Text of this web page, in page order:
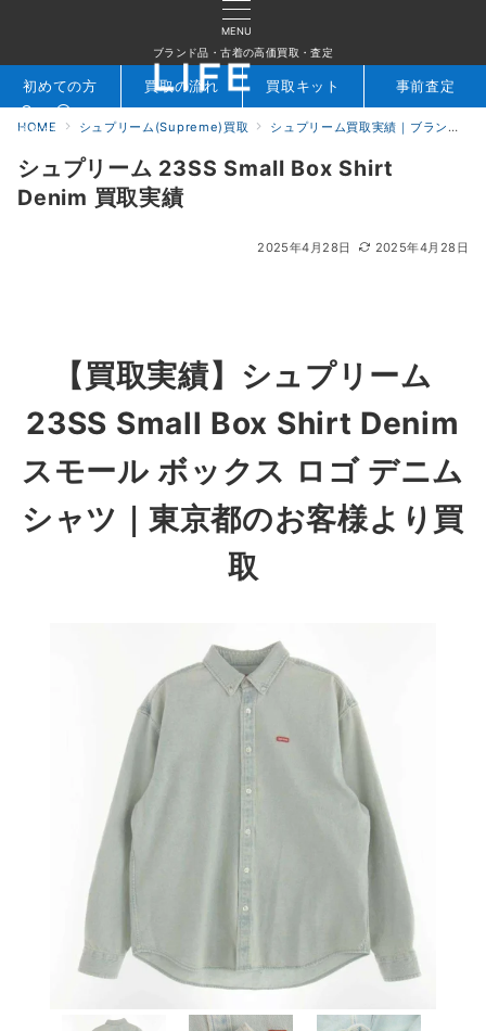
MENU
ブランド品・古着の高価買取・査定
検索 お問合せ
初めての方 買取の流れ 買取キット 事前査定
HOME シュプリーム(Supreme)買取 シュプリーム買取実績｜ブランド専門店LIFE
シュプリーム 23SS Small Box Shirt
Denim 買取実績
2025年4月28日 2025年4月28日
【買取実績】 シュプリーム
23SS Small Box Shirt Denim
スモール ボックス ロゴ デニム
シャツ ｜東京都のお客様より買
取